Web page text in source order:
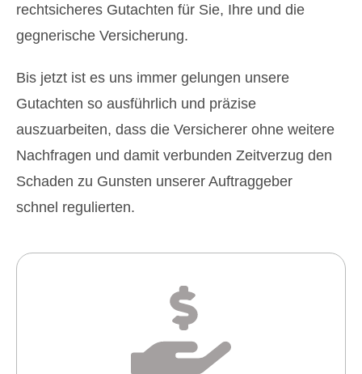
rechtsicheres Gutachten für Sie, Ihre und die
gegnerische Versicherung.
Bis jetzt ist es uns immer gelungen unsere
Gutachten so ausführlich und präzise
auszuarbeiten, dass die Versicherer ohne weitere
Nachfragen und damit verbunden Zeitverzug den
Schaden zu Gunsten unserer Auftraggeber
schnel regulierten.